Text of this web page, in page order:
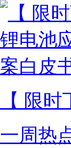
【 限
一周热